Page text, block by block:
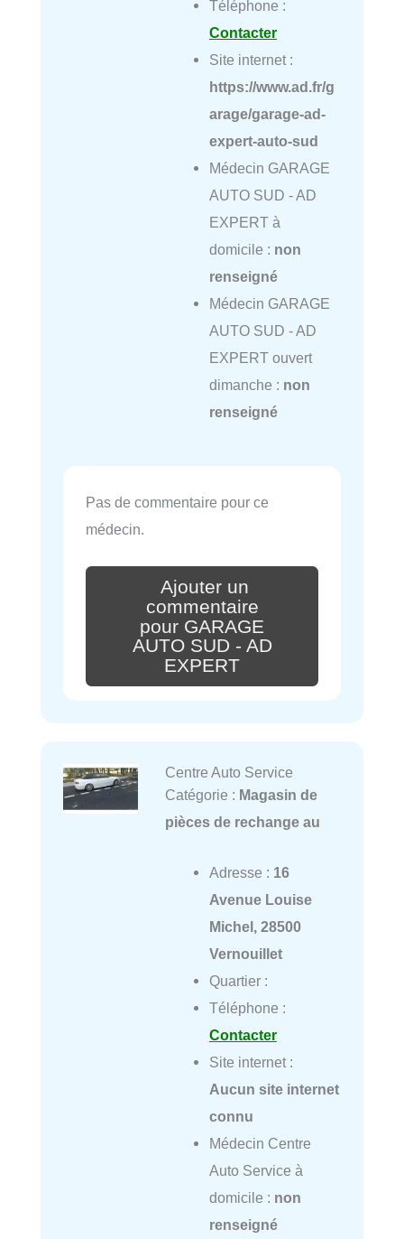
Téléphone :
Contacter
Site internet :
https://www.ad.fr/g
arage/garage-ad-
expert-auto-sud
Médecin GARAGE
AUTO SUD - AD
EXPERT à
domicile : non
renseigné
Médecin GARAGE
AUTO SUD - AD
EXPERT ouvert
dimanche : non
renseigné
Pas de commentaire pour ce
médecin.
Ajouter un
commentaire
pour GARAGE
AUTO SUD - AD
EXPERT
Centre Auto Service
Catégorie : Magasin de
pièces de rechange au
Adresse : 16
Avenue Louise
Michel, 28500
Vernouillet
Quartier :
Téléphone :
Contacter
Site internet :
Aucun site internet
connu
Médecin Centre
Auto Service à
domicile : non
renseigné